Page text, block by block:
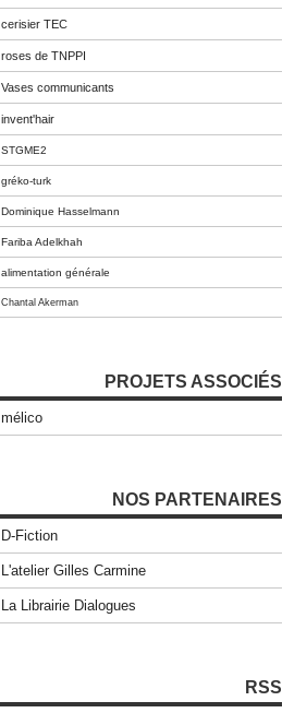
cerisier TEC
roses de TNPPI
Vases communicants
invent'hair
STGME2
gréko-turk
Dominique Hasselmann
Fariba Adelkhah
alimentation générale
Chantal Akerman
PROJETS ASSOCIÉS
mélico
NOS PARTENAIRES
D-Fiction
L'atelier Gilles Carmine
La Librairie Dialogues
RSS